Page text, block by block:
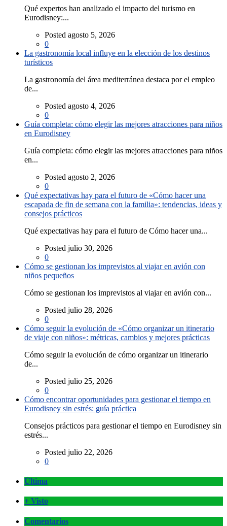
Qué expertos han analizado el impacto del turismo en
Eurodisney:...
Posted agosto 5, 2026
0
La gastronomía local influye en la elección de los destinos
turísticos
La gastronomía del área mediterránea destaca por el empleo
de...
Posted agosto 4, 2026
0
Guía completa: cómo elegir las mejores atracciones para niños
en Eurodisney
Guía completa: cómo elegir las mejores atracciones para niños
en...
Posted agosto 2, 2026
0
Qué expectativas hay para el futuro de «Cómo hacer una
escapada de fin de semana con la familia»: tendencias, ideas y
consejos prácticos
Qué expectativas hay para el futuro de Cómo hacer una...
Posted julio 30, 2026
0
Cómo se gestionan los imprevistos al viajar en avión con
niños pequeños
Cómo se gestionan los imprevistos al viajar en avión con...
Posted julio 28, 2026
0
Cómo seguir la evolución de «Cómo organizar un itinerario
de viaje con niños»: métricas, cambios y mejores prácticas
Cómo seguir la evolución de cómo organizar un itinerario
de...
Posted julio 25, 2026
0
Cómo encontrar oportunidades para gestionar el tiempo en
Eurodisney sin estrés: guía práctica
Consejos prácticos para gestionar el tiempo en Eurodisney sin
estrés...
Posted julio 22, 2026
0
Última
+ Visto
Comentarios